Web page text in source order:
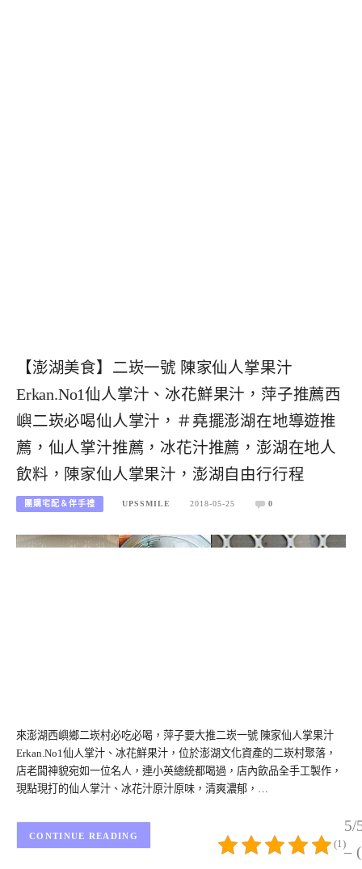
【澎湖美食】二崁一號 陳家仙人掌果汁
Erkan.No1仙人掌汁、冰花鮮果汁，萍子推薦西
嶼二崁必喝仙人掌汁，＃堯擺澎湖在地導遊推
薦，仙人掌汁推薦，冰花汁推薦，澎湖在地人
飲料，陳家仙人掌果汁，澎湖自由行行程
團購宅配＆伴手禮 UPSSMILE 2018-05-25 0
來澎湖西嶼鄉二崁村必吃必喝，萍子要大推二崁一號 陳家仙人掌果汁
Erkan.No1仙人掌汁、冰花鮮果汁，位於澎湖文化資產的二崁村聚落，
店老闆神貌宛如一位名人，連小英總統都喝過，店內飲品全手工製作，
現點現打的仙人掌汁、冰花汁原汁原味，清爽濃郁，…
5/
–
(1)
CONTINUE READING